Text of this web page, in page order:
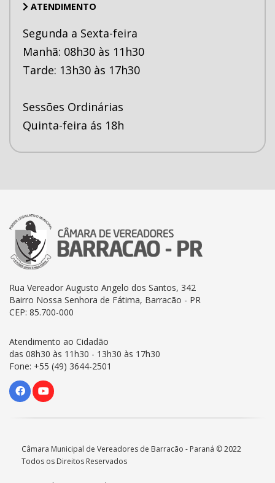
ATENDIMENTO
Segunda a Sexta-feira
Manhã: 08h30 às 11h30
Tarde: 13h30 às 17h30
Sessões Ordinárias
Quinta-feira ás 18h
Rua Vereador Augusto Angelo dos Santos, 342
Bairro Nossa Senhora de Fátima, Barracão - PR
CEP: 85.700-000
Atendimento ao Cidadão
das 08h30 às 11h30 - 13h30 às 17h30
Fone: +55 (49) 3644-2501
Câmara Municipal de Vereadores de Barracão - Paraná © 2022
Todos os Direitos Reservados